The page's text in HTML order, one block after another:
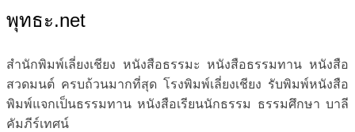
พุทธะ.net
สำนักพิมพ์เลี่ยงเชียง หนังสือธรรมะ หนังสือธรรมทาน หนังสือ
สวดมนต์ ครบถ้วนมากที่สุด โรงพิมพ์เลี่ยงเชียง รับพิมพ์หนังสือ
พิมพ์แจกเป็นธรรมทาน หนังสือเรียนนักธรรม ธรรมศึกษา บาลี
คัมภีร์เทศน์